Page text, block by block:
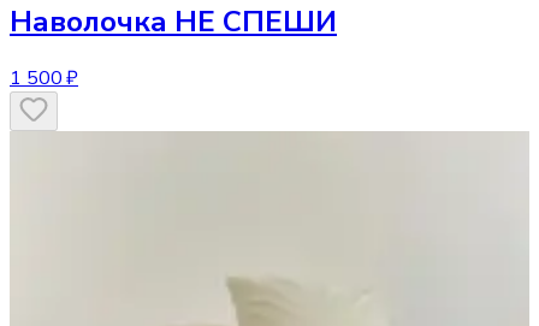
Наволочка НЕ СПЕШИ
1 500 ₽